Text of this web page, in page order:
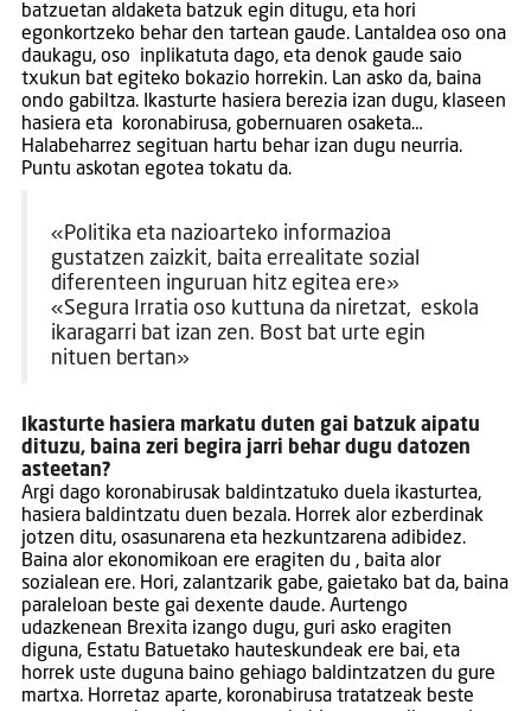
batzuetan aldaketa batzuk egin ditugu, eta hori
egonkortzeko behar den tartean gaude. Lantaldea oso ona
daukagu, oso inplikatuta dago, eta denok gaude saio
txukun bat egiteko bokazio horrekin. Lan asko da, baina
ondo gabiltza. Ikasturte hasiera berezia izan dugu, klaseen
hasiera eta koronabirusa, gobernuaren osaketa…
Halabeharrez segituan hartu behar izan dugu neurria.
Puntu askotan egotea tokatu da.
«Politika eta nazioarteko informazioa
gustatzen zaizkit, baita errealitate sozial
diferenteen inguruan hitz egitea ere»
«Segura Irratia oso kuttuna da niretzat, eskola
ikaragarri bat izan zen. Bost bat urte egin
nituen bertan»
Ikasturte hasiera markatu duten gai batzuk aipatu
dituzu, baina zeri begira jarri behar dugu datozen
asteetan?
Argi dago koronabirusak baldintzatuko duela ikasturtea,
hasiera baldintzatu duen bezala. Horrek alor ezberdinak
jotzen ditu, osasunarena eta hezkuntzarena adibidez.
Baina alor ekonomikoan ere eragiten du , baita alor
sozialean ere. Hori, zalantzarik gabe, gaietako bat da, baina
paraleloan beste gai dexente daude. Aurtengo
udazkenean Brexita izango dugu, guri asko eragiten
diguna, Estatu Batuetako hauteskundeak ere bai, eta
horrek uste duguna baino gehiago baldintzatzen du gure
martxa. Horretaz aparte, koronabirusa tratatzeak beste